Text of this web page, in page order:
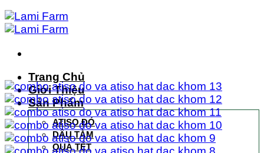
Trang Chủ
Giới Thiệu
Sản Phẩm
ATISO ĐỎ
DÂU TẰM
QUÀ TẾT